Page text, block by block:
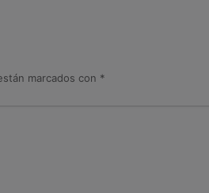
marcados con *